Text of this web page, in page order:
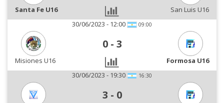
Santa Fe U16
San Luis U16
30/06/2023 - 12:00
09:00
0 - 3
Misiones U16
Formosa U16
30/06/2023 - 19:30
16:30
3 - 0